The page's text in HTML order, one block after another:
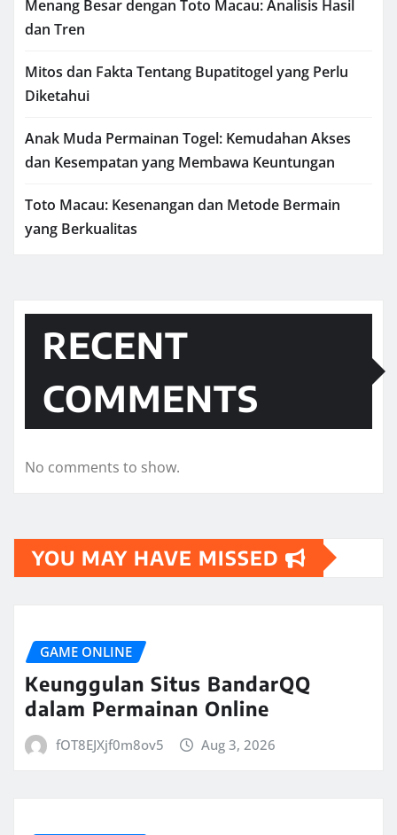
Menang Besar dengan Toto Macau: Analisis Hasil
dan Tren
Mitos dan Fakta Tentang Bupatitogel yang Perlu
Diketahui
Anak Muda Permainan Togel: Kemudahan Akses
dan Kesempatan yang Membawa Keuntungan
Toto Macau: Kesenangan dan Metode Bermain
yang Berkualitas
RECENT
COMMENTS
No comments to show.
YOU MAY HAVE MISSED
GAME ONLINE
Keunggulan Situs BandarQQ
dalam Permainan Online
fOT8EJXjf0m8ov5 Aug 3, 2026